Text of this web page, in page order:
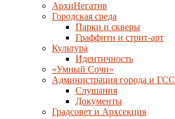
АрхиНегатив
Городская среда
Парки и скверы
Граффити и стрит-арт
Культура
Идентичность
«Умный Сочи»
Администрация города и ГСС
Слушания
Документы
Градсовет и Архсекция